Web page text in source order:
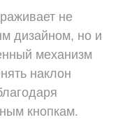
не
дизайном, но и
механизм
наклон
кнопкам.